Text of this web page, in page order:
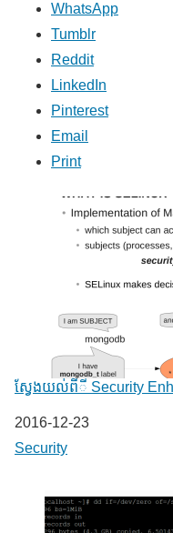
WhatsApp
Tumblr
Reddit
LinkedIn
Pinterest
Email
Print
ស្វែងយល់ពីី Security
Date
2016-12-23
In relation to
Security